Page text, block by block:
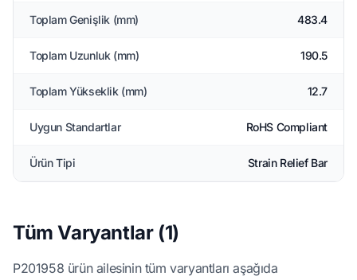
Toplam Genişlik (mm) 483.4
Toplam Uzunluk (mm) 190.5
Toplam Yükseklik (mm) 12.7
Uygun Standartlar RoHS Compliant
Ürün Tipi Strain Relief Bar
Tüm Varyantlar (1)
P201958 ürün ailesinin tüm varyantları aşağıda